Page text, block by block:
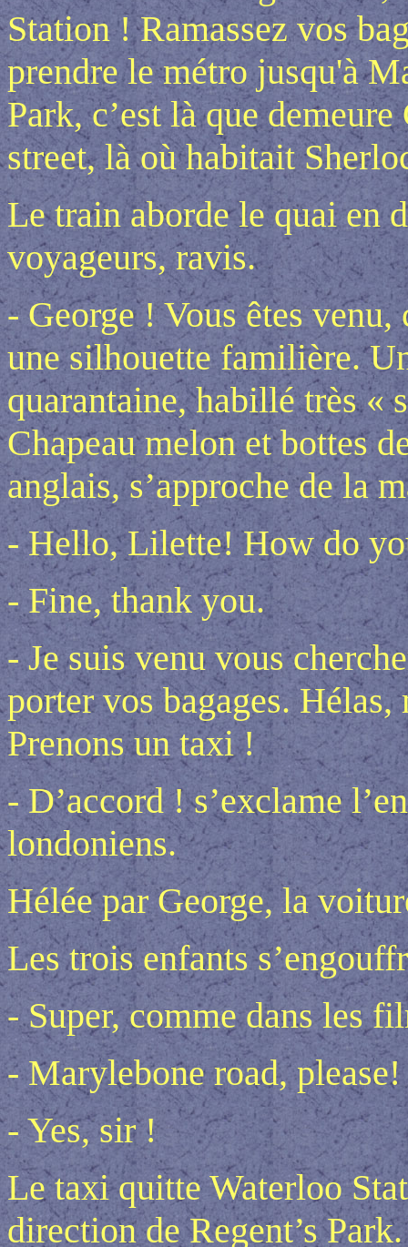
Station ! Ramassez vos
prendre le métro jusqu'à
Park, c’est là que
street, là où habitait
Le train aborde le quai en
voyageurs, ravis.
- George ! Vous êtes
une silhouette familière.
quarantaine, habillé très «
Chapeau melon et bottes
anglais, s’approche de la
- Hello, Lilette! How do
- Fine, thank you.
- Je suis venu vous
porter vos bagages.
Prenons un taxi !
- D’accord ! s’exclame
londoniens.
Hélée par George, la
Les trois enfants
- Super, comme dans les
- Marylebone road, please!
- Yes, sir !
Le taxi quitte Waterloo
direction de Regent’s Park.